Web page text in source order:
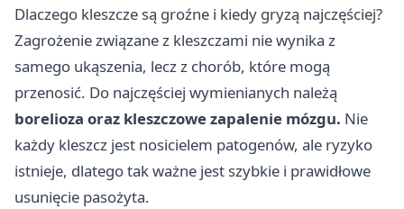
Dlaczego kleszcze są groźne i kiedy gryzą najczęściej?
Zagrożenie związane z kleszczami nie wynika z
samego ukąszenia, lecz z chorób, które mogą
przenosić. Do najczęściej wymienianych należą
borelioza oraz kleszczowe zapalenie mózgu. Nie
każdy kleszcz jest nosicielem patogenów, ale ryzyko
istnieje, dlatego tak ważne jest szybkie i prawidłowe
usunięcie pasożyta.